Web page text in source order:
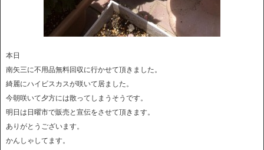
本日
南矢三に不用品無料回収に行かせて頂きました。
綺麗にハイビスカスが咲いて居ました。
今朝咲いて夕方には散ってしまうそうです。
明日は日曜市で販売と宣伝をさせて頂きます。
ありがとうございます。
かんしゃしてます。